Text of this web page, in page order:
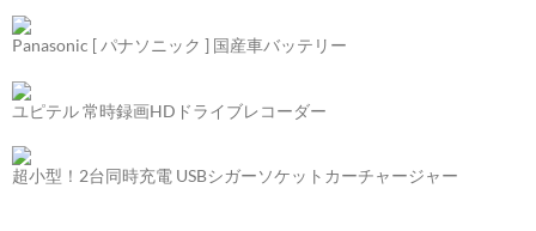
Panasonic [ パナソニック ] 国産車バッテリー
ユピテル 常時録画HDドライブレコーダー
超小型！2台同時充電 USBシガーソケットカーチャージャー